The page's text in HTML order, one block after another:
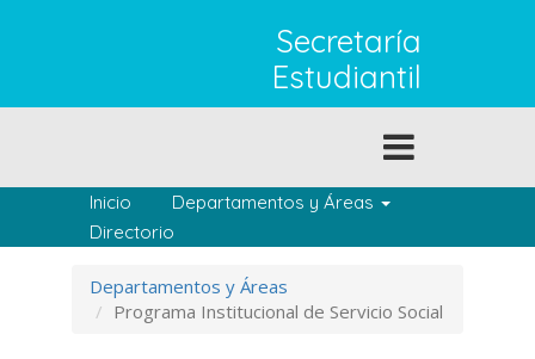
Secretaría
Estudiantil
Toggle
navigation
Inicio
Departamentos y Áreas
Directorio
Departamentos y Áreas
Programa Institucional de Servicio Social